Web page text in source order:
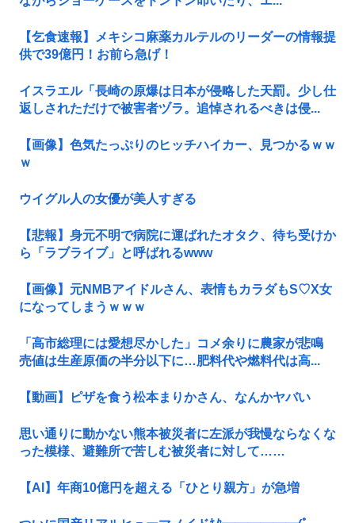
【乞食速報】メキシコ麻薬カルテルのリーダーの情報提
供で39億円！お前ら急げ！
イスラエル「長崎の原爆は日本が侵略した天罰。少し仕
返しされただけで被害者ヅラ。追悼されるべきは侵...
【画像】色気たっぷりのヒッチハイカー、見つかるｗｗ
ｗ
ウイグル人の女優が美人すぎる
【悲報】身元不明で病院に運ばれたオタク、待ち受けか
ら「ラブライブ」と呼ばれるwww
【画像】元NMBアイドルさん、表情もカラダもS♡X女
になってしまうｗｗｗ
「高市総理には愛想尽かした」コメ余りに農家が悲鳴
売値は生産原価の半分以下に…肥料代や燃料代は高...
【動画】ピザを食う松本まりかさん、なんかヤバい
思い通りに動かない熊本被災者に左派が我慢ならなくな
った模様、避難所で苦しむ被災者に対して……
【AI】年商10億円を超える「ひとり親方」が急増